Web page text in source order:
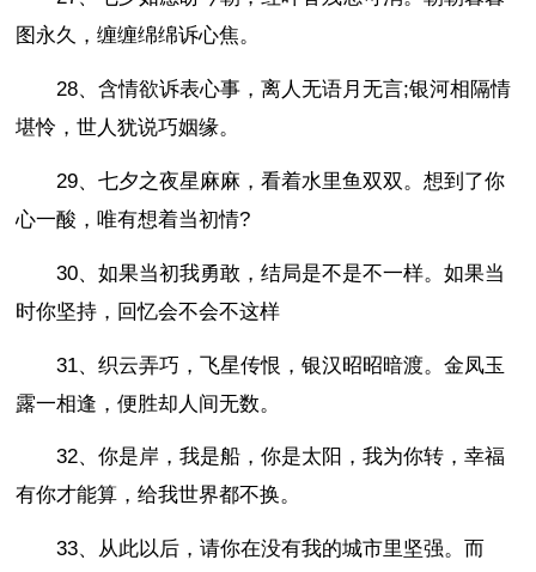
图永久，缠缠绵绵诉心焦。
28、含情欲诉表心事，离人无语月无言;银河相隔情
堪怜，世人犹说巧姻缘。
29、七夕之夜星麻麻，看着水里鱼双双。想到了你
心一酸，唯有想着当初情?
30、如果当初我勇敢，结局是不是不一样。如果当
时你坚持，回忆会不会不这样
31、织云弄巧，飞星传恨，银汉昭昭暗渡。金凤玉
露一相逢，便胜却人间无数。
32、你是岸，我是船，你是太阳，我为你转，幸福
有你才能算，给我世界都不换。
33、从此以后，请你在没有我的城市里坚强。而